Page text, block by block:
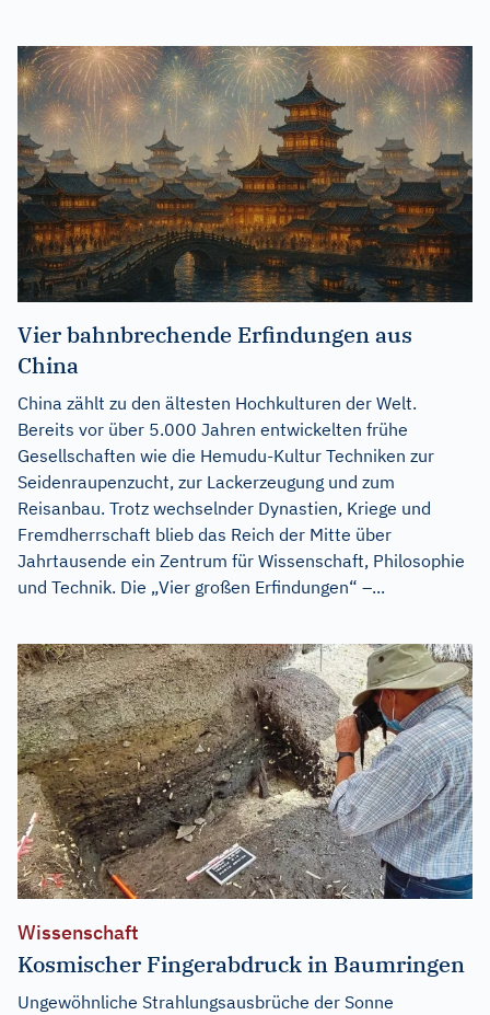
Vier bahnbrechende Erfindungen aus
China
China zählt zu den ältesten Hochkulturen der Welt.
Bereits vor über 5.000 Jahren entwickelten frühe
Gesellschaften wie die Hemudu-Kultur Techniken zur
Seidenraupenzucht, zur Lackerzeugung und zum
Reisanbau. Trotz wechselnder Dynastien, Kriege und
Fremdherrschaft blieb das Reich der Mitte über
Jahrtausende ein Zentrum für Wissenschaft, Philosophie
und Technik. Die „Vier großen Erfindungen“ –...
Wissenschaft
Kosmischer Fingerabdruck in Baumringen
Ungewöhnliche Strahlungsausbrüche der Sonne